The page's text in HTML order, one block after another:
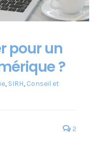
pour un
?
, SIRH, Conseil et
2